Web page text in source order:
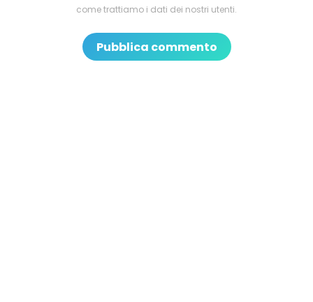
come trattiamo i dati dei nostri utenti.